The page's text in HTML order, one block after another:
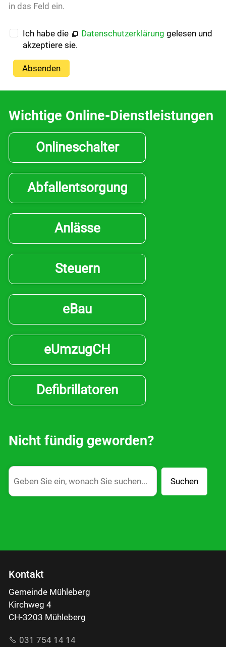
in das Feld ein.
Ich habe die Datenschutzerklärung gelesen und
akzeptiere sie.
Absenden
Wichtige Online-Dienstleistungen
Onlineschalter
Abfallentsorgung
Anlässe
Steuern
eBau
eUmzugCH
Defibrillatoren
Nicht fündig geworden?
Suchen
Kontakt
Gemeinde Mühleberg
Kirchweg 4
CH-3203 Mühleberg
031 754 14 14